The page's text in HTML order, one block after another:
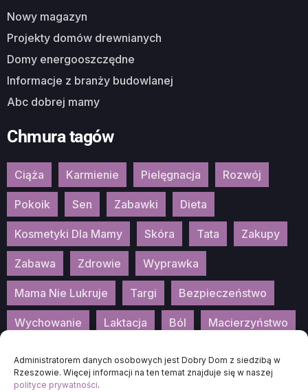
Administratorem danych osobowych jest Dobry Dom z siedzibą w
Rzeszowie. Więcej informacji na ten temat znajduje się w naszej
polityce prywatności.
Nowy magazyn
Projekty domów drewnianych
Domy energooszczędne
Informacje z branży budowlanej
Abc dobrej mamy
Chmura tagów
Ciąża Karmienie Pielęgnacja Rozwój
Pokoik Sen Zabawki Dieta
Kosmetyki Dla Mamy Skóra Tata Zakupy
Zabawa Zdrowie Wyprawka
Mama Nie Lukruje Targi Bezpieczeństwo
Wychowanie Laktacja Ból Macierzyństwo